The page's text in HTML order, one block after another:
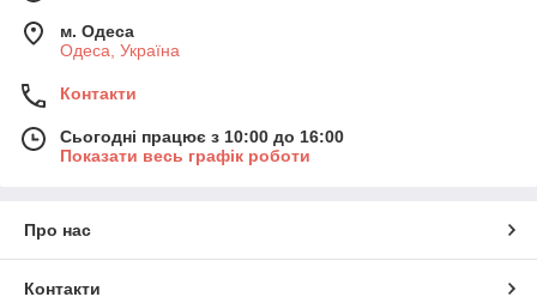
м. Одеса
Одеса, Україна
Контакти
Сьогодні працює з 10:00 до 16:00
Показати весь графік роботи
Про нас
Контакти